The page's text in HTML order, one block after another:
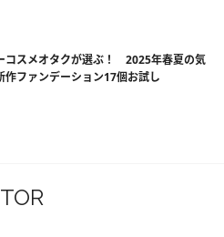
コスメオタクが選ぶ！ 2025年春夏の気
作ファンデーション17個お試し